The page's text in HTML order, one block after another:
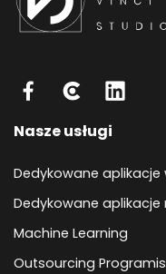
Nasze usługi
Dedykowane aplikacje
Dedykowane aplikacje
Machine Learning
Outsourcing